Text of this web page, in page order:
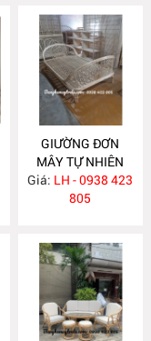
GIƯỜNG ĐƠN
MÂY TỰ NHIÊN
MA504
Giá: LH - 0938 423
805